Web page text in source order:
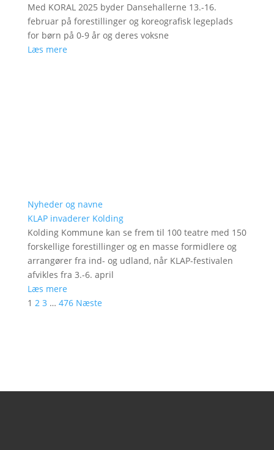
Med KORAL 2025 byder Dansehallerne 13.-16.
februar på forestillinger og koreografisk legeplads
for børn på 0-9 år og deres voksne
Læs mere
Nyheder og navne
KLAP invaderer Kolding
Kolding Kommune kan se frem til 100 teatre med 150
forskellige forestillinger og en masse formidlere og
arrangører fra ind- og udland, når KLAP-festivalen
afvikles fra 3.-6. april
Læs mere
1 2 3 … 476 Næste